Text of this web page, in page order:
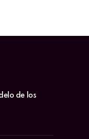
de los